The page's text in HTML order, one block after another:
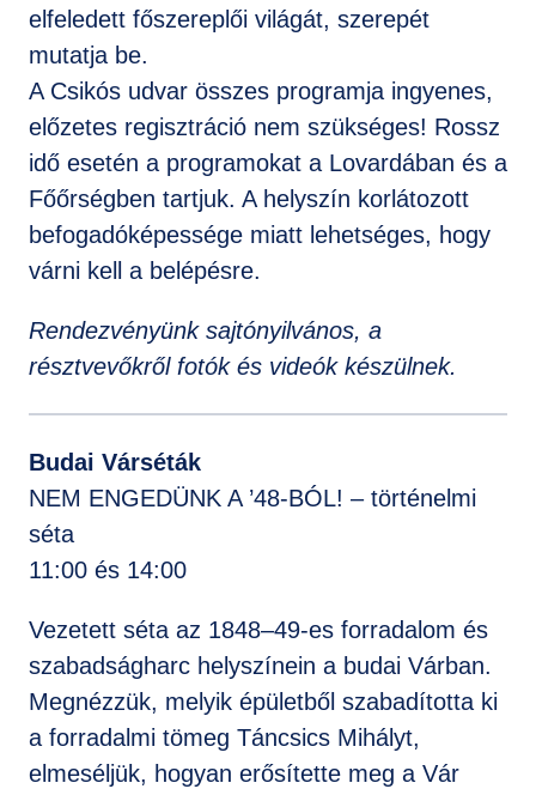
elfeledett főszereplői világát, szerepét
mutatja be.
A Csikós udvar összes programja ingyenes,
előzetes regisztráció nem szükséges! Rossz
idő esetén a programokat a Lovardában és a
Főőrségben tartjuk. A helyszín korlátozott
befogadóképessége miatt lehetséges, hogy
várni kell a belépésre.
Rendezvényünk sajtónyilvános, a
résztvevőkről fotók és videók készülnek.
Budai Várséták
NEM ENGEDÜNK A ’48-BÓL! – történelmi
séta
11:00 és 14:00
Vezetett séta az 1848–49-es forradalom és
szabadságharc helyszínein a budai Várban.
Megnézzük, melyik épületből szabadította ki
a forradalmi tömeg Táncsics Mihályt,
elmeséljük, hogyan erősítette meg a Vár